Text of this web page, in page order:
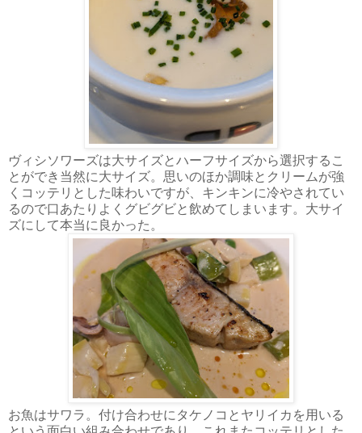
ヴィシソワーズは大サイズとハーフサイズから選択するこ
とができ当然に大サイズ。思いのほか調味とクリームが強
くコッテリとした味わいですが、キンキンに冷やされてい
るので口あたりよくグビグビと飲めてしまいます。大サイ
ズにして本当に良かった。
お魚はサワラ。付け合わせにタケノコとヤリイカを用いる